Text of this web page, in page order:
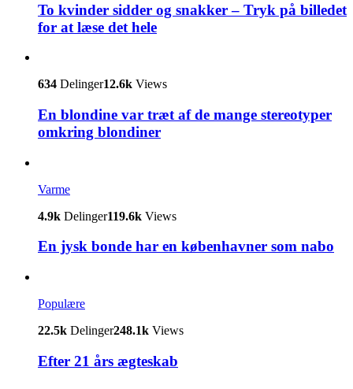
To kvinder sidder og snakker – Tryk på billedet
for at læse det hele
634 Delinger12.6k Views
En blondine var træt af de mange stereotyper
omkring blondiner
Varme
4.9k Delinger119.6k Views
En jysk bonde har en københavner som nabo
Populære
22.5k Delinger248.1k Views
Efter 21 års ægteskab